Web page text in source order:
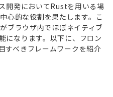
開発においてRustを用いる場
心的な役割を果たします。こ
ブラウザ内でほぼネイティブ
になります。以下に、フロン
すべきフレームワークを紹介